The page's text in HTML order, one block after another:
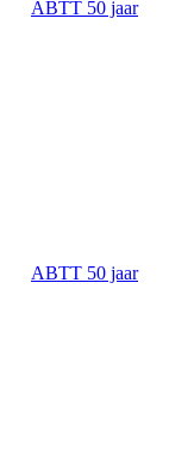
ABTT 50 jaar
ABTT 50 jaar